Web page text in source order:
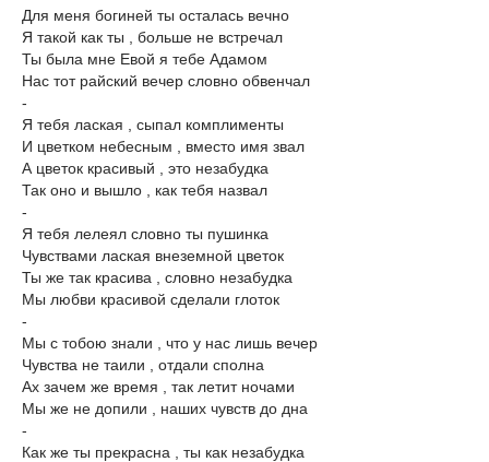
Для меня богиней ты осталась вечно
Я такой как ты , больше не встречал
Ты была мне Евой я тебе Адамом
Нас тот райский вечер словно обвенчал
-
Я тебя лаская , сыпал комплименты
И цветком небесным , вместо имя звал
А цветок красивый , это незабудка
Так оно и вышло , как тебя назвал
-
Я тебя лелеял словно ты пушинка
Чувствами лаская внеземной цветок
Ты же так красива , словно незабудка
Мы любви красивой сделали глоток
-
Мы с тобою знали , что у нас лишь вечер
Чувства не таили , отдали сполна
Ах зачем же время , так летит ночами
Мы же не допили , наших чувств до дна
-
Как же ты прекрасна , ты как незабудка